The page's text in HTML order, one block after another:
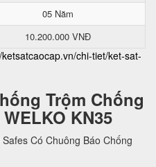
05 Năm
10.200.000 VNĐ
chi-tiet/ket-sat-
Trộm Chống
KN35
Có Chuông Báo Chống